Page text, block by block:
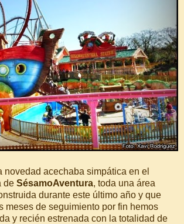
novedad acechaba simpática en el
de SésamoAventura, toda una área
durante este último año y que
meses de seguimiento por fin hemos
y recién estrenada con la totalidad de